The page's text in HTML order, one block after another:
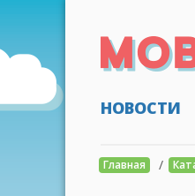
НОВОСТИ
Главная /